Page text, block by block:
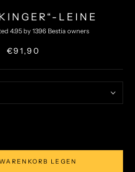
LEINE
4.95 by 1396 Bestia owners
€91,90
LEGEN